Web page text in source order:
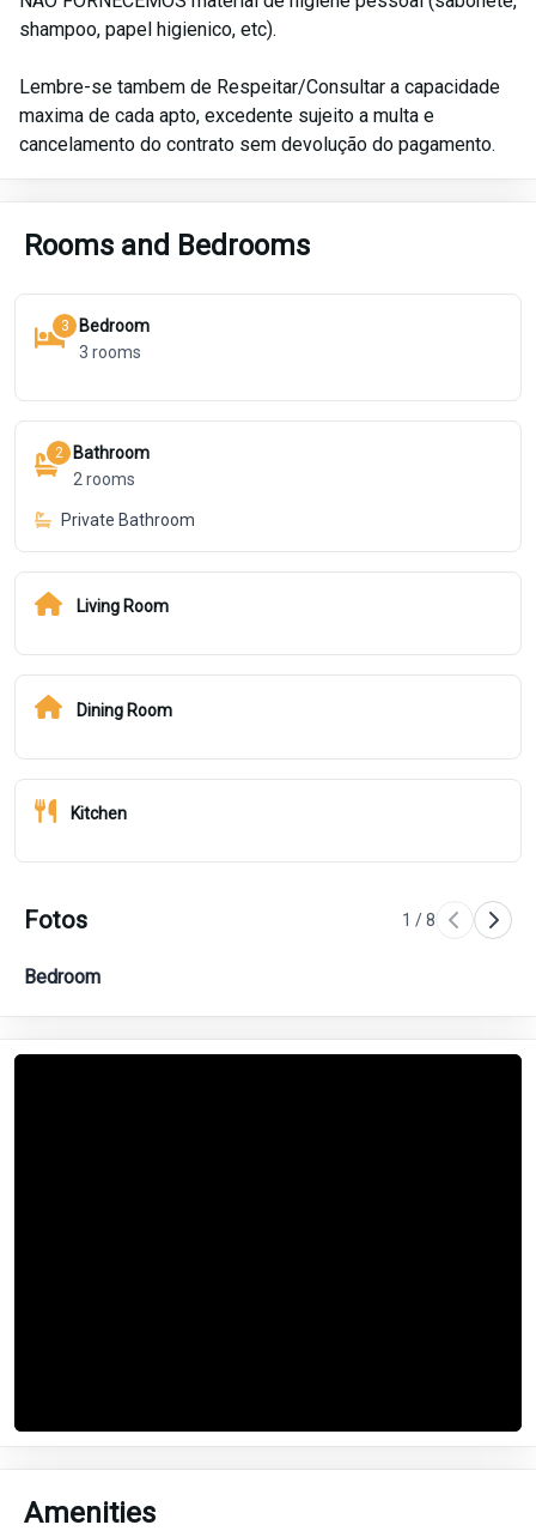
shampoo, papel higienico, etc).
Lembre-se tambem de Respeitar/Consultar a capacidade
maxima de cada apto, excedente sujeito a multa e
cancelamento do contrato sem devolução do pagamento.
Rooms and Bedrooms
3
Bedroom
3 rooms
2
Bathroom
2 rooms
Private Bathroom
Living Room
Dining Room
Kitchen
Fotos 1 /8
Bedroom
Amenities